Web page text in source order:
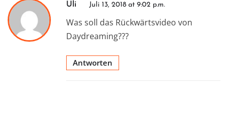
Uli Juli 13, 2018 at 9:02 p.m.
Was soll das Rückwärtsvideo von
Daydreaming???
Antworten